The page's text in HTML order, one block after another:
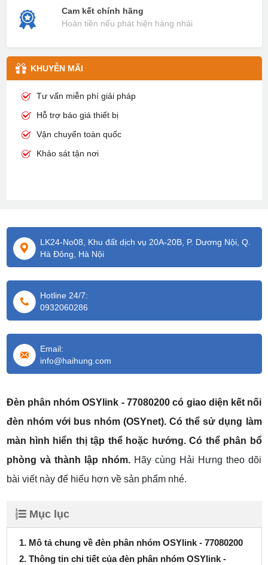
Cam kết chính hãng
Hoàn tiền nếu phát hiện hàng nhái
KHUYỄN MÃI
Tư vấn miễn phí giải pháp
Hỗ trợ báo giá thiết bị
Vận chuyển toàn quốc
Khảo sát tận nơi
LK24-No08, Khu đất dịch vụ 20A-20B, P. Dương Nội, Q.
Hà Đông, Hà Nội
Hotline 24/7:
0932060286
Email:
info@haihung.com
Đèn phân nhóm OSYlink - 77080200 có giao diện kết nối
đèn nhóm với bus nhóm (OSYnet). Có thể sử dụng làm
màn hình hiển thị tập thể hoặc hướng. Có thể phân bổ
phòng và thành lập nhóm. Hãy cùng Hải Hưng theo dõi
bài viết này để hiểu hơn về sản phẩm nhé.
Mục lục
1. Mô tả chung về đèn phân nhóm OSYlink - 77080200
2. Thông tin chi tiết của đèn phân nhóm OSYlink -